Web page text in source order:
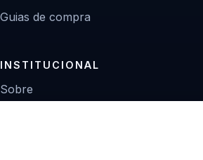
Guias de compra
INSTITUCIONAL
Sobre